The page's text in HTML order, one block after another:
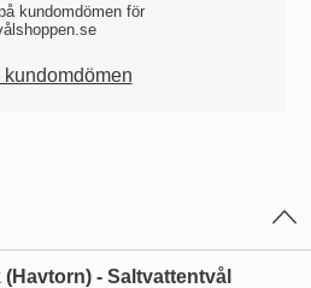
kundomdömen för
kundomdömen
- Saltvattentvål